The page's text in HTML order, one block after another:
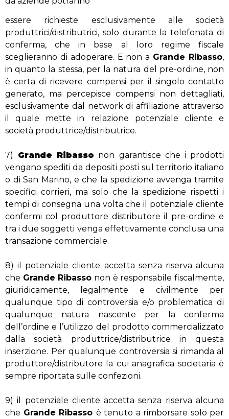
essere richieste esclusivamente alle società
produttrici/distributrici, solo durante la telefonata di
conferma, che in base al loro regime fiscale
sceglieranno di adoperare. E non a Grande Ribasso,
in quanto la stessa, per la natura del pre-ordine, non
è certa di ricevere compensi per il singolo contatto
generato, ma percepisce compensi non dettagliati,
esclusivamente dal network di affiliazione attraverso
il quale mette in relazione potenziale cliente e
società produttrice/distributrice.
7) Grande Ribasso non garantisce che i prodotti
vengano spediti da depositi posti sul territorio italiano
o di San Marino, e che la spedizione avvenga tramite
specifici corrieri, ma solo che la spedizione rispetti i
tempi di consegna una volta che il potenziale cliente
confermi col produttore distributore il pre-ordine e
tra i due soggetti venga effettivamente conclusa una
transazione commerciale.
8) il potenziale cliente accetta senza riserva alcuna
che Grande Ribasso non è responsabile fiscalmente,
giuridicamente, legalmente e civilmente per
qualunque tipo di controversia e/o problematica di
qualunque natura nascente per la conferma
dell’ordine e l’utilizzo del prodotto commercializzato
dalla società produttrice/distributrice in questa
inserzione. Per qualunque controversia si rimanda al
produttore/distributore la cui anagrafica societaria è
sempre riportata sulle confezioni.
9) il potenziale cliente accetta senza riserva alcuna
che Grande Ribasso è tenuto a rimborsare solo per